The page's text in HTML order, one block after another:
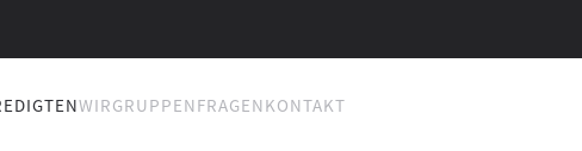
WIRGRUPPENFRAGENKONTAKT